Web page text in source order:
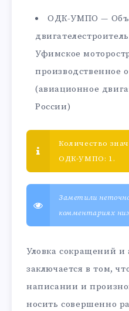
ОДК-УМПО —
Уфимское
производственное
(авиационное
России)
Количество
ОДК-УМПО: 1.
Заметили
комментариях
Уловка сокращений и
заключается в том,
написании и
носить совершенно